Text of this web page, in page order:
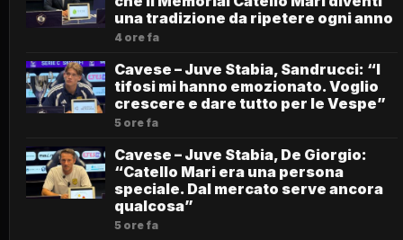
una tradizione da ripetere ogni anno
4 ore fa
Cavese – Juve Stabia, Sandrucci: “I
tifosi mi hanno emozionato. Voglio
crescere e dare tutto per le Vespe”
5 ore fa
Cavese – Juve Stabia, De Giorgio:
“Catello Mari era una persona
speciale. Dal mercato serve ancora
qualcosa”
5 ore fa